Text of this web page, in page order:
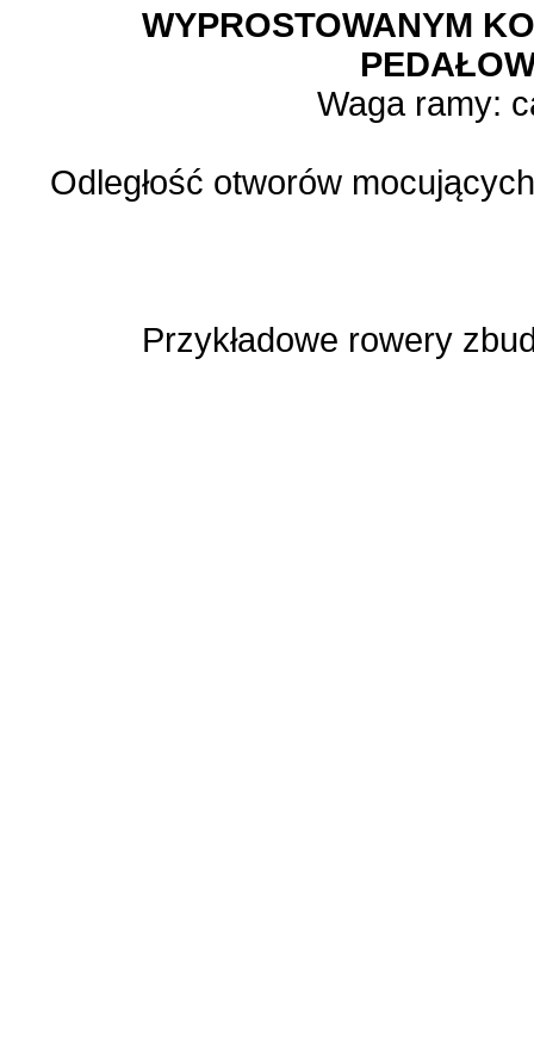
WYPROSTOWANYM
Waga ramy:
Odległość otworów
Przykładowe rowery